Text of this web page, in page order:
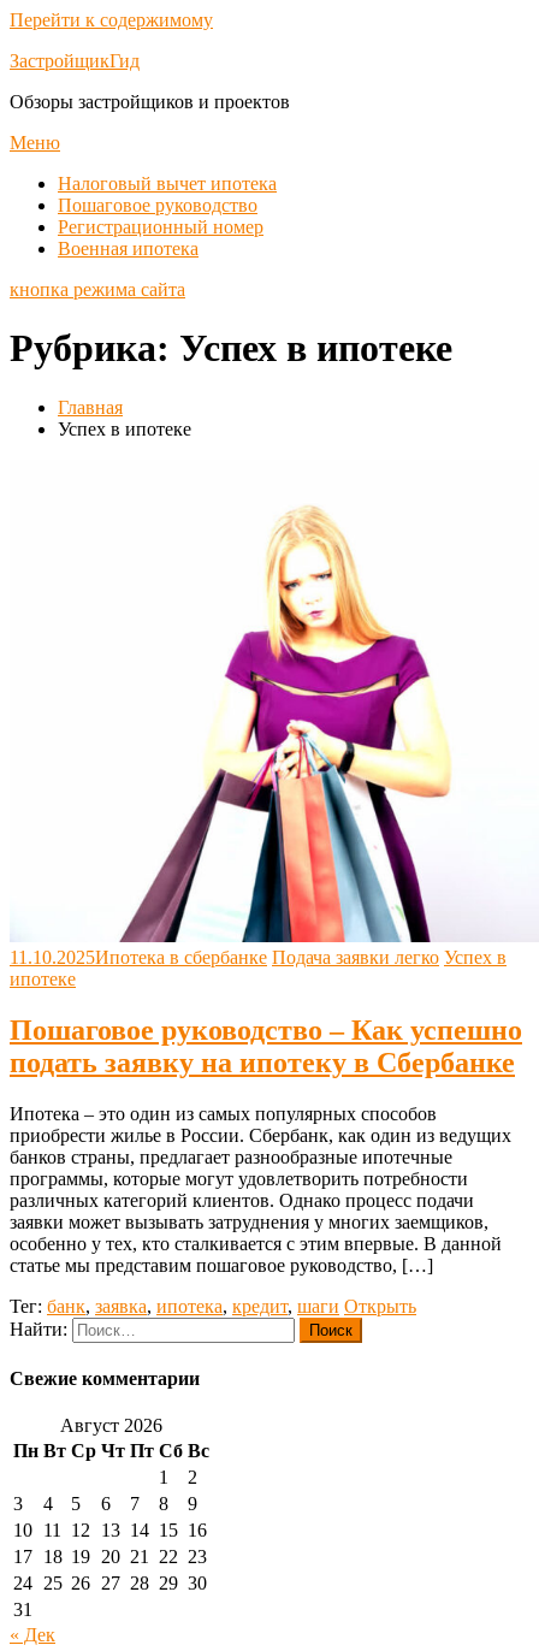
Перейти к содержимому
ЗастройщикГид
Обзоры застройщиков и проектов
Меню
Налоговый вычет ипотека
Пошаговое руководство
Регистрационный номер
Военная ипотека
кнопка режима сайта
Рубрика: Успех в ипотеке
Главная
Успех в ипотеке
11.10.2025Ипотека в сбербанке Подача заявки легко Успех в
ипотеке
Пошаговое руководство – Как успешно
подать заявку на ипотеку в Сбербанке
Ипотека – это один из самых популярных способов
приобрести жилье в России. Сбербанк, как один из ведущих
банков страны, предлагает разнообразные ипотечные
программы, которые могут удовлетворить потребности
различных категорий клиентов. Однако процесс подачи
заявки может вызывать затруднения у многих заемщиков,
особенно у тех, кто сталкивается с этим впервые. В данной
статье мы представим пошаговое руководство, […]
Тег: банк, заявка, ипотека, кредит, шаги Открыть
Найти:
Свежие комментарии
Август 2026
Пн Вт Ср Чт Пт Сб Вс
1
2
3
4 5 6 7 8
9
10 11 12 13 14 15 16
17 18 19 20 21 22 23
24 25 26 27 28 29 30
31
« Дек